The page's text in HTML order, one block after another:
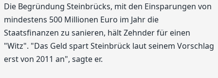
Die Begründung Steinbrücks, mit den Einsparungen von
mindestens 500 Millionen Euro im Jahr die
Staatsfinanzen zu sanieren, hält Zehnder für einen
"Witz". "Das Geld spart Steinbrück laut seinem Vorschlag
erst von 2011 an", sagte er.